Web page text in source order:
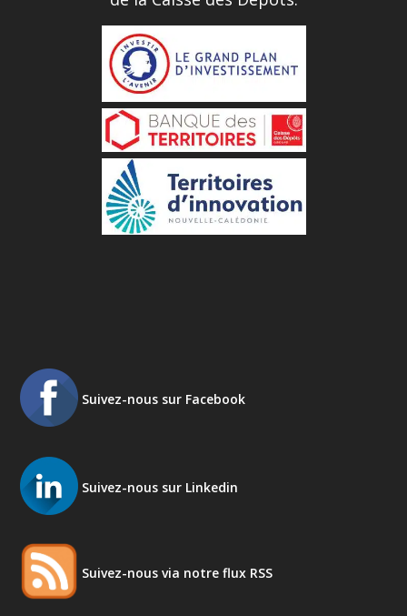
Suivez-nous sur Facebook
Suivez-nous sur Linkedin
Suivez-nous via notre flux RSS